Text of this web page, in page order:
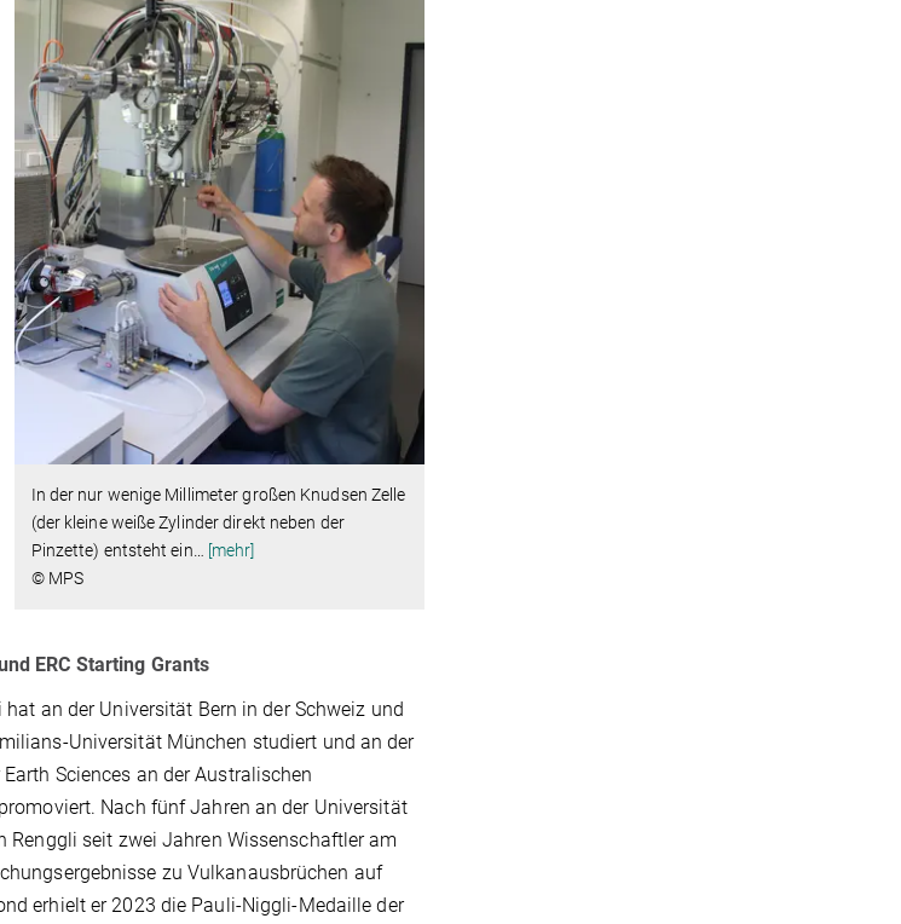
In der nur wenige Millimeter großen Knudsen Zelle
(der kleine weiße Zylinder direkt neben der
Pinzette) entsteht ein… [mehr]
© MPS
ERC Starting Grants
hat an der Universität Bern in der Schweiz und
Universität München studiert und an der
Sciences an der Australischen
Nach fünf Jahren an der Universität
Renggli seit zwei Jahren Wissenschaftler am
zu Vulkanausbrüchen auf
erhielt er 2023 die Pauli-Niggli-Medaille der